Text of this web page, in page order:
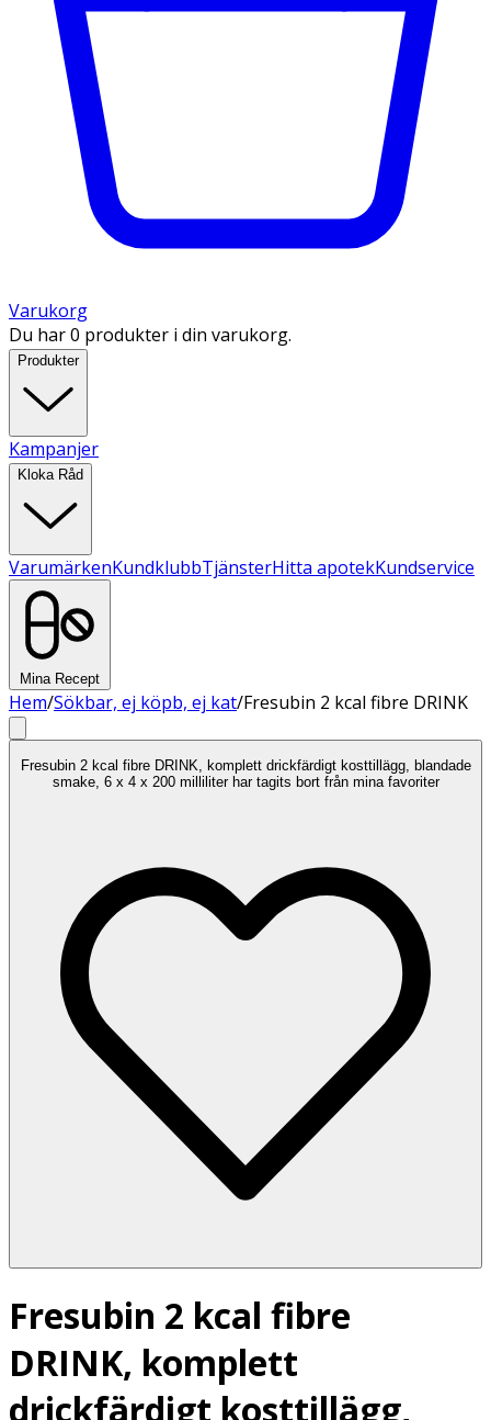
Varukorg
Du har 0 produkter i din varukorg.
Produkter
Kampanjer
Kloka Råd
VarumärkenKundklubbTjänsterHitta apotekKundservice
Mina Recept
Hem/Sökbar, ej köpb, ej kat/Fresubin 2 kcal fibre DRINK
Fresubin 2 kcal fibre DRINK, komplett drickfärdigt kosttillägg, blandade
smake, 6 x 4 x 200 milliliter har tagits bort från mina favoriter
Fresubin 2 kcal fibre
DRINK, komplett
drickfärdigt kosttillägg,